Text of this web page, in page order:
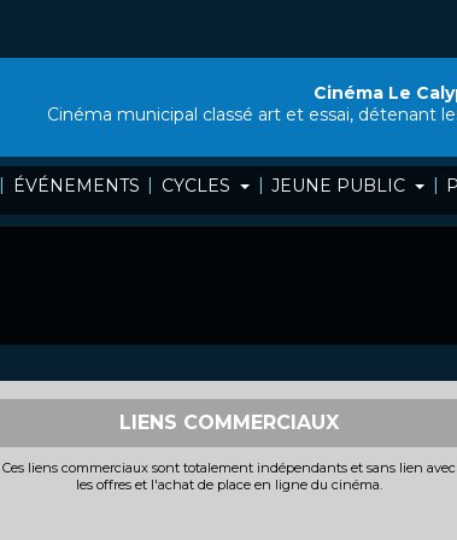
| ÉVÉNEMENTS | CYCLES | JEUNE PUBLIC |
Cinéma Le
Cinéma municipal classé art et essai, détenant
LIENS COMMERCIAUX
Ces liens commerciaux sont totalement indépendants et sans lien avec
les offres et l'achat de place en ligne du cinéma.